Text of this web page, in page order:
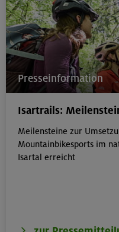
Presseinformation
Isartrails:
Meilensteine zur
Mountainbikesports im
Isartal erreicht